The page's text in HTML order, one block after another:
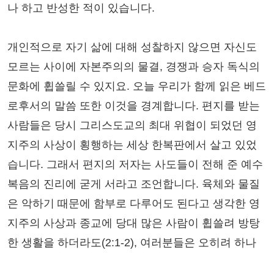
나 하고 반성한 적이 있습니다.
개인적으로 자기 삶에 대해 성찰하지 않으면 자신도
모르는 사이에 자본주의의 물결, 경쟁과 승자 독식의
문화에 휩쓸릴 수 있지요. 오늘 우리가 함께 읽은 베드
로후서의 말씀 또한 이것을 경계합니다. 편지를 받는
사람들은 당시 그리스도교의 최대 위협이 되었던 영
지주의 사상이 횡행하는 세상 한복판에서 살고 있었
습니다. 그래서 편지의 저자는 사도들이 전해 준 예수
복음의 진리에 굳게 서라고 조언합니다. 육체와 물질
은 악하기 때문에 함부로 다루어도 된다고 생각한 영
지주의 사상과 종교에 당대 많은 사람이 휩쓸려 방탕
한 생활을 하더라도(2:1-2), 여러분들은 오히려 하나